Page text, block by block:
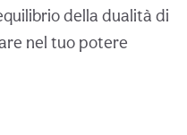
della dualità di
nel tuo potere